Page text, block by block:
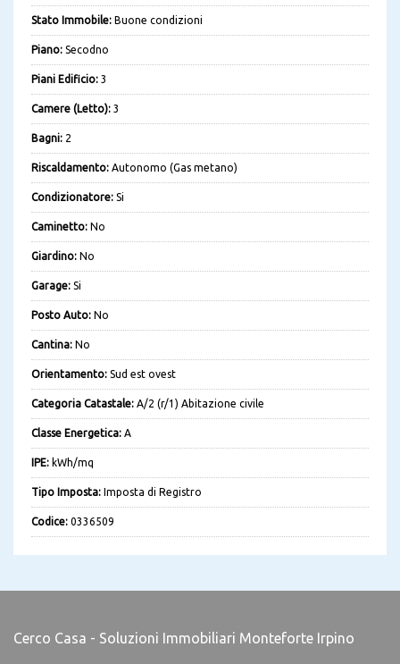
Stato Immobile: Buone condizioni
Piano: Secodno
Piani Edificio: 3
Camere (Letto): 3
Bagni: 2
Riscaldamento: Autonomo (Gas metano)
Condizionatore: Si
Caminetto: No
Giardino: No
Garage: Si
Posto Auto: No
Cantina: No
Orientamento: Sud est ovest
Categoria Catastale: A/2 (r/1) Abitazione civile
Classe Energetica: A
IPE: kWh/mq
Tipo Imposta: Imposta di Registro
Codice: 0336509
Cerco Casa - Soluzioni Immobiliari Monteforte Irpino